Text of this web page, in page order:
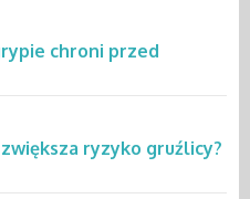
chroni przed
ryzyko gruźlicy?